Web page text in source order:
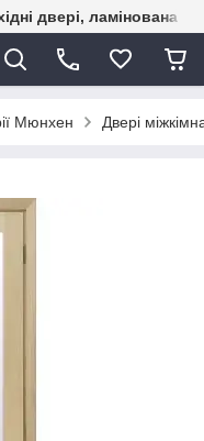
двері, ламінована
Мюнхен Двері